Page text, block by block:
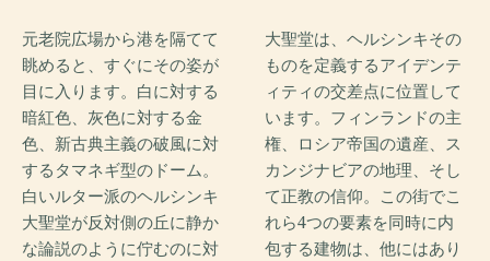
元老院広場から港を隔てて
眺めると、すぐにその姿が
目に入ります。白に対する
暗紅色、灰色に対する金
色、新古典主義の破風に対
するタマネギ型のドーム。
白いルター派のヘルシンキ
大聖堂が反対側の丘に静か
な論説のように佇むのに対
大聖堂は、ヘルシンキその
ものを定義するアイデンテ
ィティの交差点に位置して
います。フィンランドの主
権、ロシア帝国の遺産、ス
カンジナビアの地理、そし
て正教の信仰。この街でこ
れら4つの要素を同時に内
包する建物は、他にはあり